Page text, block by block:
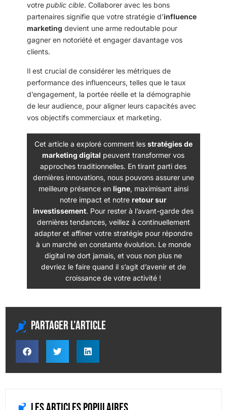
votre public cible. Collaborer avec les bons
partenaires signifie que votre stratégie d’influence
marketing devient une arme redoutable pour
gagner en notoriété et engager davantage vos
clients.
Il est crucial de considérer les métriques de
performance des influenceurs, telles que le taux
d’engagement, la portée réelle et la démographie
de leur audience, pour aligner leurs capacités avec
vos objectifs commerciaux et marketing.
Cet article a exploré comment les stratégies de
marketing digital peuvent transformer vos
approches traditionnelles. En tirant parti des
dernières innovations, nous pouvons assurer une
meilleure présence en ligne, maximisant ainsi
notre impact et notreretour sur
investissement. Pour rester à l’avant-garde des
dernières tendances, veillez à continuellement
adapter et affiner votre stratégie pour répondre
à un marché en constante évolution. Le monde
digital ne dort jamais, et vous non plus ne
devriez le faire quand il s’agit d’avenir et de
croissance de votre activité !
Partager l'article